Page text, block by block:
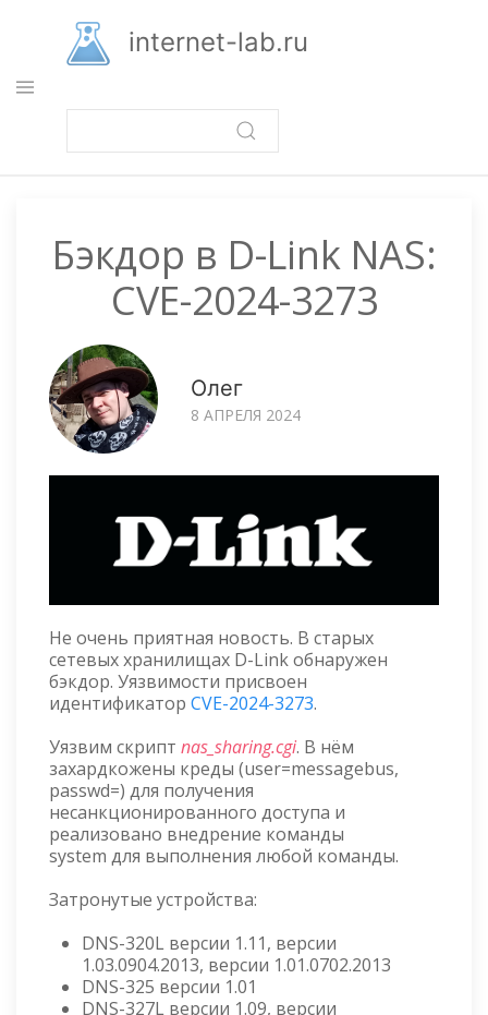
основному
содержанию
internet-lab.ru
Бэкдор в D-Link NAS:
CVE-2024-3273
Олег
8 АПРЕЛЯ 2024
Не очень приятная новость. В старых
сетевых хранилищах D-Link обнаружен
бэкдор. Уязвимости присвоен
идентификатор CVE-2024-3273.
Уязвим скрипт nas_sharing.cgi. В нём
захардкожены креды (user=messagebus,
passwd=) для получения
несанкционированного доступа и
реализовано внедрение команды
system для выполнения любой команды.
Затронутые устройства:
DNS-320L версии 1.11, версии
1.03.0904.2013, версии 1.01.0702.2013
DNS-325 версии 1.01
DNS-327L версии 1.09, версии